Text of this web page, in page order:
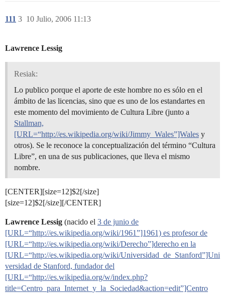
111 10 Julio, 2006 11:13
3
Lawrence Lessig
Resiak:
Lo publico porque el aporte de este hombre no es sólo en el
ámbito de las licencias, sino que es uno de los estandartes en
este momento del movimiento de Cultura Libre (junto a
Stallman,
[URL=“http://es.wikipedia.org/wiki/Jimmy_Wales”]Wales y
otros). Se le reconoce la conceptualización del término “Cultura
Libre”, en una de sus publicaciones, que lleva el mismo
nombre.
[CENTER][size=12]$2[/size]
[size=12]$2[/size][/CENTER]
Lawrence Lessig (nacido el 3 de junio de
[URL=“http://es.wikipedia.org/wiki/1961”]1961) es profesor de
[URL=“http://es.wikipedia.org/wiki/Derecho”]derecho en la
[URL=“http://es.wikipedia.org/wiki/Universidad_de_Stanford”]Uni
versidad de Stanford, fundador del
[URL=“http://es.wikipedia.org/w/index.php?
title=Centro_para_Internet_y_la_Sociedad&action=edit”]Centro